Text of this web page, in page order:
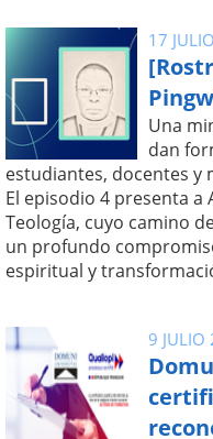
17
Una
dan
estudiantes, docentes y
El episodio 4 presenta a
Teología, cuyo camino
un profundo
espiritual y
9 JULIO